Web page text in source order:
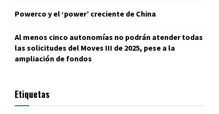
Powerco y el ‘power’ creciente de China
Al menos cinco autonomías no podrán atender todas
las solicitudes del Moves III de 2025, pese a la
ampliación de fondos
Etiquetas